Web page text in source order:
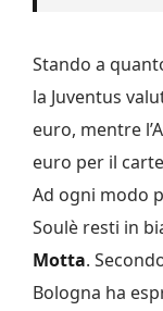
Stando a
la Juventus
euro, mentre
euro per il
Ad ogni modo
Soulè resti in
Motta.
Bologna ha